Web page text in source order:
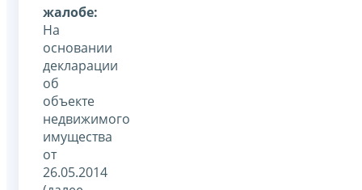
жалобе:
На
основании
декларации
об
объекте
недвижимого
имущества
от
26.05.2014